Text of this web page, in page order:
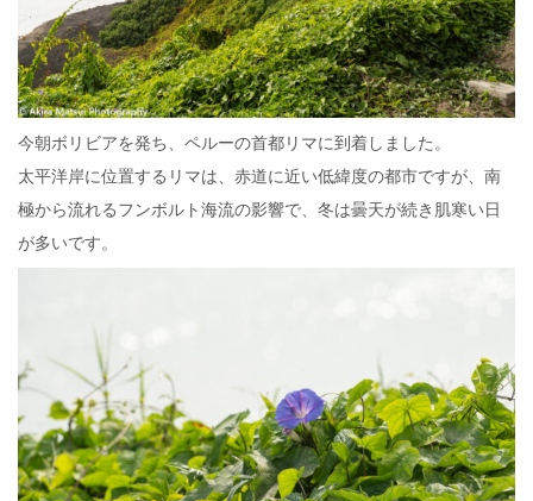
今朝ボリビアを発ち、ペルーの首都リマに到着しました。
太平洋岸に位置するリマは、赤道に近い低緯度の都市ですが、南
極から流れるフンボルト海流の影響で、冬は曇天が続き肌寒い日
が多いです。